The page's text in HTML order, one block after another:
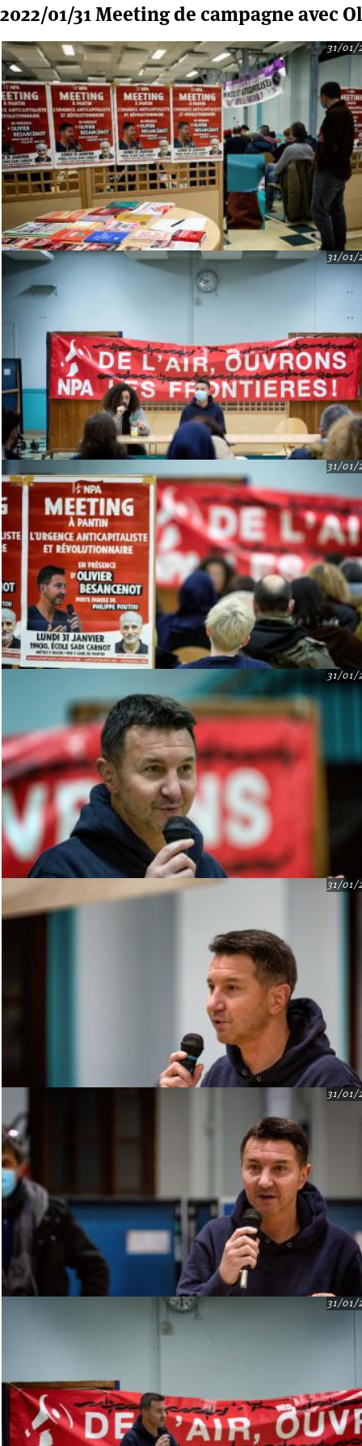
2022/01/31 Meeting de campagne avec
31/01/
31/01/
31/01/
31/01/
31/01/
31/01/
31/01/